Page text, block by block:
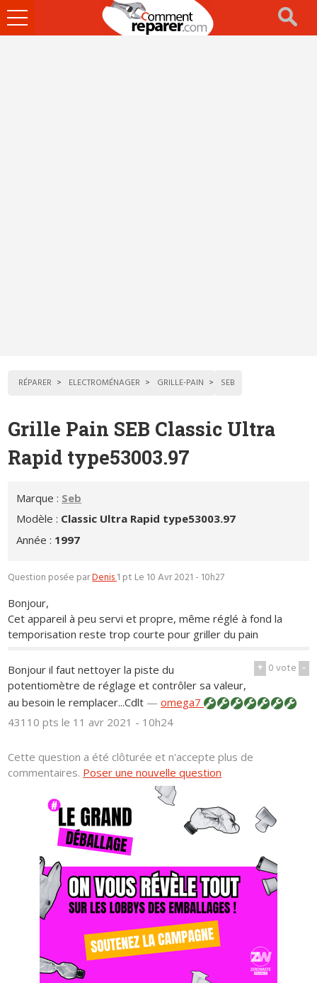
Ouvrir
le
RÉPARER ELECTROMÉNAGER GRILLE-PAIN SEB
Grille Pain SEB Classic Ultra
Rapid type53003.97
Marque : Seb
Modèle : Classic Ultra Rapid type53003.97
Année : 1997
Question posée parDenis1 pt Le 10 Avr 2021 - 10h27
Bonjour,
Cet appareil à peu servi et propre, même réglé à fond la
temporisation reste trop courte pour griller du pain
+ 0vote -
Bonjour il faut nettoyer la piste du
potentiomètre de réglage et contrôler sa valeur,
au besoin le remplacer...Cdlt —omega7
43110 ptsle 11 avr 2021 - 10h24
Cette question a été clôturée et n'accepte plus de
commentaires. Poser une nouvelle question